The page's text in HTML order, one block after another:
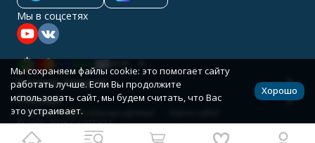
Мы в соцсетях
Каталог товаров
Помощь
Политика персональных данных
© 2001-2026 САДТЕХ24
Разработано в
bodysite.ru
Мы сохраняем файлы cookie: это помогает сайту
работать лучше. Если Вы продолжите
использовать сайт, мы будем считать, что Вас
это устраивает.
Хорошо